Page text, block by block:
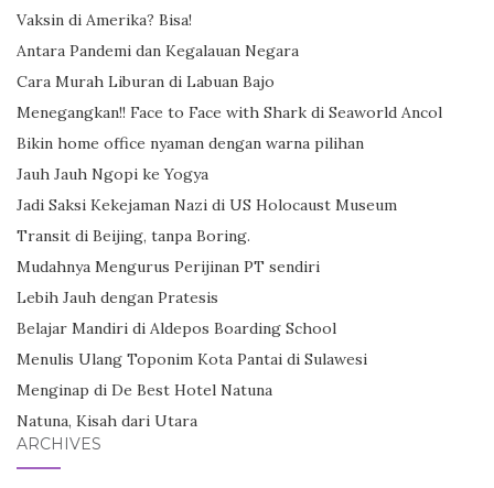
Vaksin di Amerika? Bisa!
Antara Pandemi dan Kegalauan Negara
Cara Murah Liburan di Labuan Bajo
Menegangkan!! Face to Face with Shark di Seaworld Ancol
Bikin home office nyaman dengan warna pilihan
Jauh Jauh Ngopi ke Yogya
Jadi Saksi Kekejaman Nazi di US Holocaust Museum
Transit di Beijing, tanpa Boring.
Mudahnya Mengurus Perijinan PT sendiri
Lebih Jauh dengan Pratesis
Belajar Mandiri di Aldepos Boarding School
Menulis Ulang Toponim Kota Pantai di Sulawesi
Menginap di De Best Hotel Natuna
Natuna, Kisah dari Utara
ARCHIVES